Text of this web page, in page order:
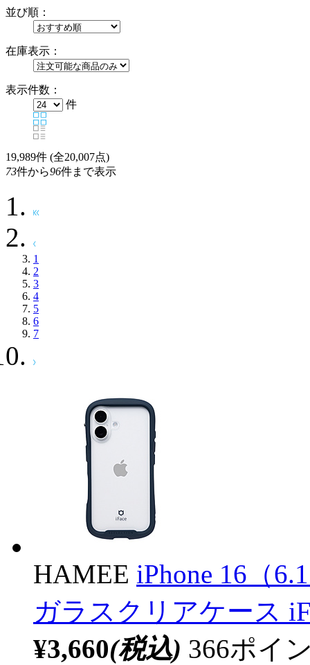
並び順：
在庫表示：
表示件数：
件
19,989件 (全20,007点)
73件から96件まで表示
1
2
3
4
5
6
7
HAMEE iPhone 16（
ガラスクリアケース
¥3,660(税込) 366ポイ